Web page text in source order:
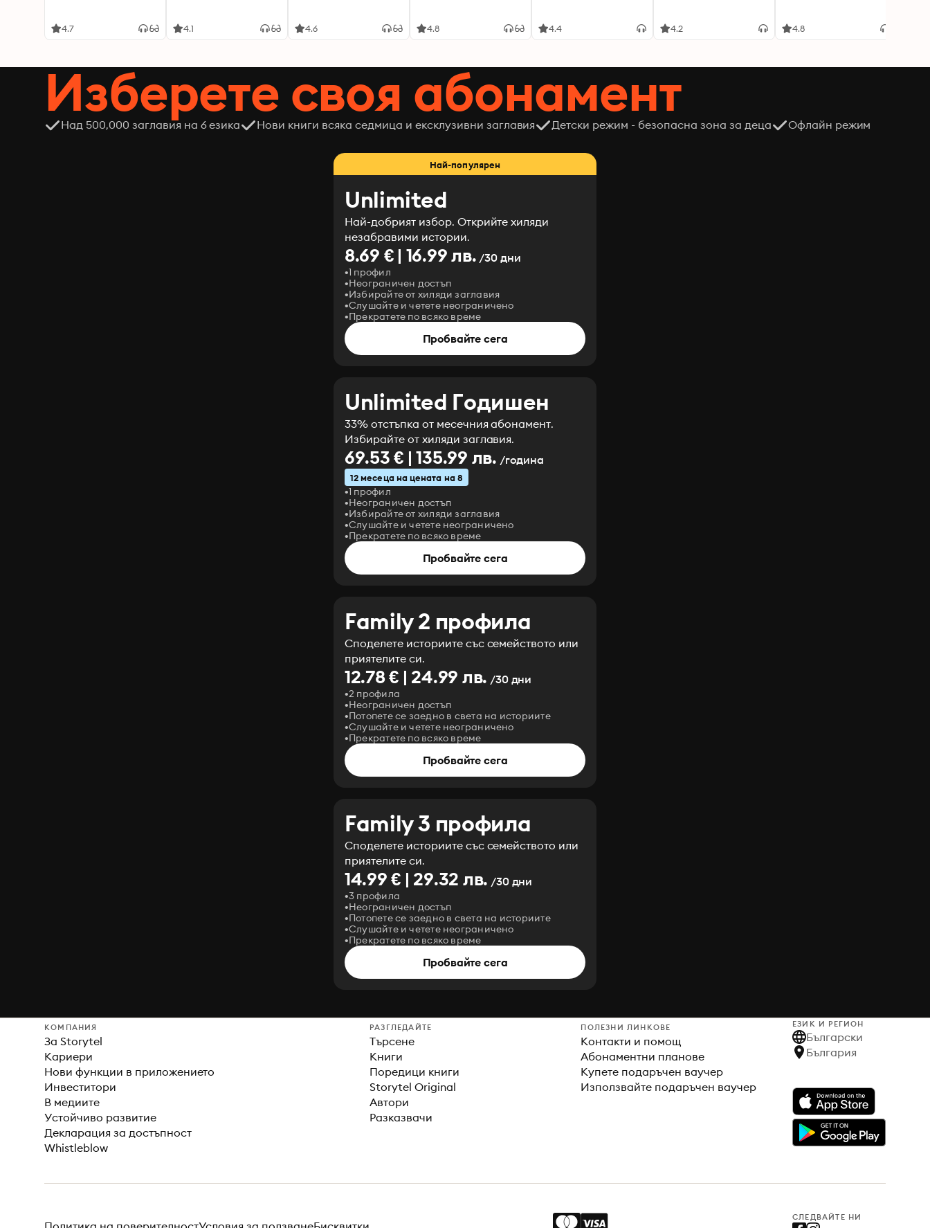
4.7 4.1 4.6 4.8 4.4 4.2 4.8
Изберете своя абонамент
Над 500,000 заглавия на 6 езика Нови книги всяка седмица и ексклузивни заглавия Детски режим - безопасна зона за деца Офлайн режим
Най-популярен
Unlimited
Най-добрият избор. Открийте хиляди
незабравими истории.
8.69 € | 16.99 лв. /30 дни
1 профил
Неограничен достъп
Избирайте от хиляди заглавия
Слушайте и четете неограничено
Прекратете по всяко време
Пробвайте сега
Unlimited Годишен
33% отстъпка от месечния абонамент.
Избирайте от хиляди заглавия.
69.53 € | 135.99 лв. /година
12 месеца на цената на 8
1 профил
Неограничен достъп
Избирайте от хиляди заглавия
Слушайте и четете неограничено
Прекратете по всяко време
Пробвайте сега
Family 2 профила
Споделете историите със семейството или
приятелите си.
12.78 € | 24.99 лв. /30 дни
2 профила
Неограничен достъп
Потопете се заедно в света на историите
Слушайте и четете неограничено
Прекратете по всяко време
Пробвайте сега
Family 3 профила
Споделете историите със семейството или
приятелите си.
14.99 € | 29.32 лв. /30 дни
3 профила
Неограничен достъп
Потопете се заедно в света на историите
Слушайте и четете неограничено
Прекратете по всяко време
Пробвайте сега
КОМПАНИЯ
За Storytel
Кариери
Нови функции в приложението
Инвеститори
В медиите
Устойчиво развитие
Декларация за достъпност
Whistleblow
РАЗГЛЕДАЙТЕ
Търсене
Книги
Поредици книги
Storytel Original
Автори
Разказвачи
ПОЛЕЗНИ ЛИНКОВЕ
Контакти и помощ
Абонаментни планове
Купете подаръчен ваучер
Използвайте подаръчен ваучер
ЕЗИК И РЕГИОН
Български
България
СЛЕДВАЙТЕ НИ